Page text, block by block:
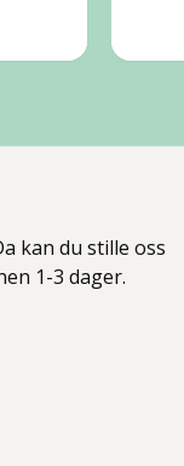
kan du stille oss
1-3 dager.